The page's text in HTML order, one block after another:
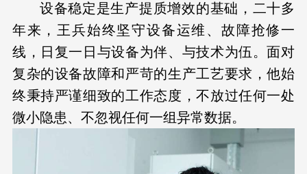
设备稳定是生产提质增效的基础，二十多
年来，王兵始终坚守设备运维、故障抢修一
线，日复一日与设备为伴、与技术为伍。面对
复杂的设备故障和严苛的生产工艺要求，他始
终秉持严谨细致的工作态度，不放过任何一处
微小隐患、不忽视任何一组异常数据。